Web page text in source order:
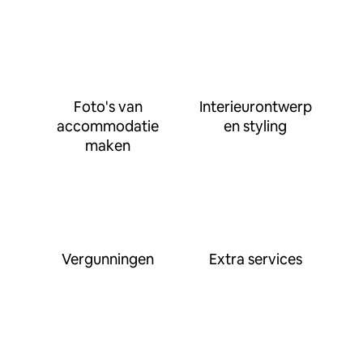
Foto's van
accommodatie
maken
Interieurontwerp
en styling
Vergunningen Extra services